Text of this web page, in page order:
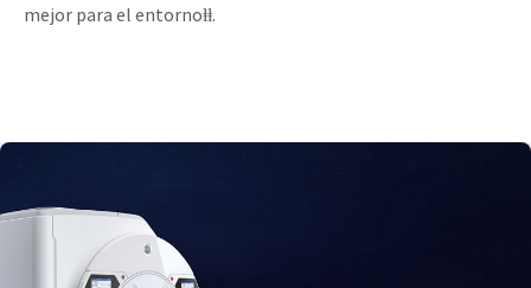
mejor para el entornoⱡⱡ.